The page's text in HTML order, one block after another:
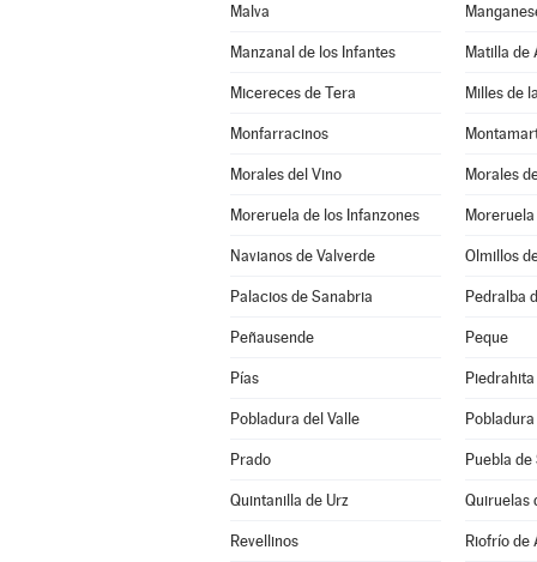
Malva
Manzanal de los Infantes Matilla de
Micereces de Tera Milles de
Monfarracinos
Morales del Vino Morales
Moreruela de los Infanzones
Navianos de Valverde Olmillos
Palacios de Sanabria Pedralba
Peñausende Peque
Pías
Pobladura del Valle
Prado Puebla
Quintanilla de Urz Quiruelas
Revellinos Riofrío de